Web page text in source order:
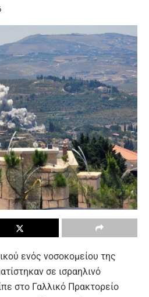
ενός νοσοκομείου της
σε ισραηλινό
στο Γαλλικό Πρακτορείο